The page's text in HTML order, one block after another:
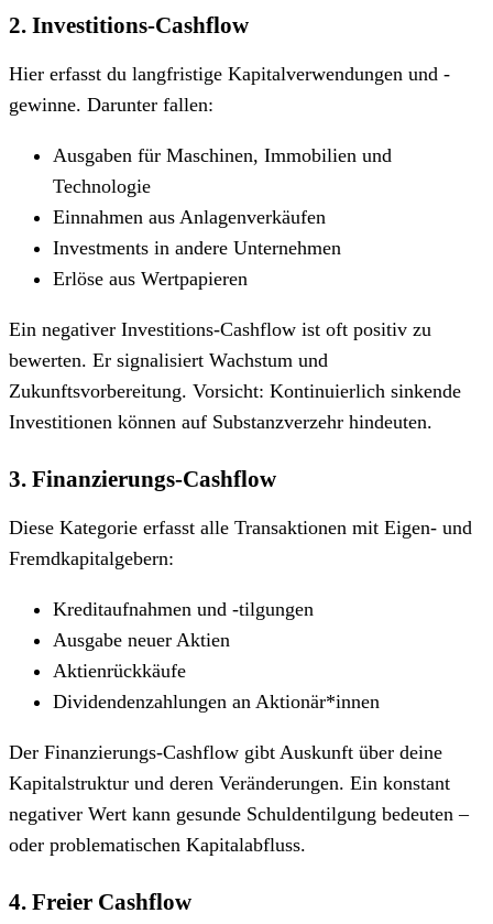
2. Investitions-Cashflow
Hier erfasst du langfristige Kapitalverwendungen und -
gewinne. Darunter fallen:
Ausgaben für Maschinen, Immobilien und
Technologie
Einnahmen aus Anlagenverkäufen
Investments in andere Unternehmen
Erlöse aus Wertpapieren
Ein negativer Investitions-Cashflow ist oft positiv zu
bewerten. Er signalisiert Wachstum und
Zukunftsvorbereitung. Vorsicht: Kontinuierlich sinkende
Investitionen können auf Substanzverzehr hindeuten.
3. Finanzierungs-Cashflow
Diese Kategorie erfasst alle Transaktionen mit Eigen- und
Fremdkapitalgebern:
Kreditaufnahmen und -tilgungen
Ausgabe neuer Aktien
Aktienrückkäufe
Dividendenzahlungen an Aktionär*innen
Der Finanzierungs-Cashflow gibt Auskunft über deine
Kapitalstruktur und deren Veränderungen. Ein konstant
negativer Wert kann gesunde Schuldentilgung bedeuten –
oder problematischen Kapitalabfluss.
4. Freier Cashflow